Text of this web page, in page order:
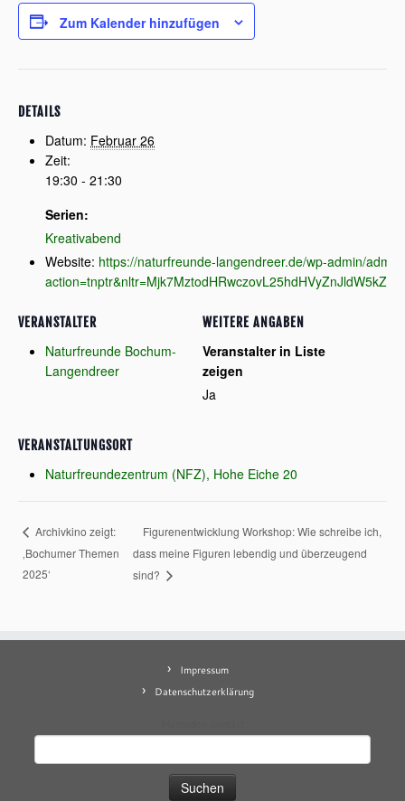
Zum Kalender hinzufügen
DETAILS
Datum: Februar 26
Zeit:
19:30 - 21:30
Serien:
Kreativabend
Website: https://naturfreunde-langendreer.de/wp-admin/
VERANSTALTUNGSORT
Naturfreundezentrum (NFZ), Hohe Eiche 20
VERANSTALTER
Naturfreunde Bochum-
Langendreer
WEITERE ANGABEN
Veranstalter in Liste
zeigen
Ja
Archivkino zeigt:
‚Bochumer Themen
2025‘
Figurenentwicklung Workshop: Wie schreibe ich,
dass meine Figuren lebendig und überzeugend
sind?
Impressum
Datenschutzerklärung